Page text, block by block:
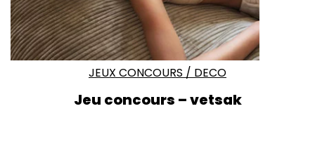
JEUX CONCOURS / DECO
Jeu concours – vetsak